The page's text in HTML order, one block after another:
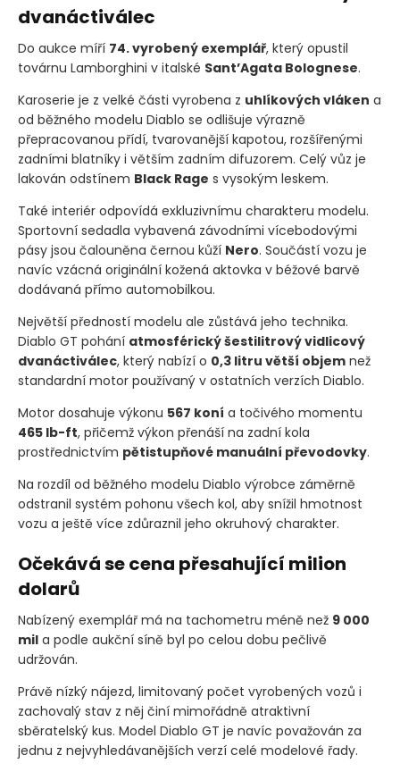
dvanáctiválec
Do aukce míří 74. vyrobený exemplář, který opustil
továrnu Lamborghini v italské Sant’Agata Bolognese.
Karoserie je z velké části vyrobena z uhlíkových vláken a
od běžného modelu Diablo se odlišuje výrazně
přepracovanou přídí, tvarovanější kapotou, rozšířenými
zadními blatníky i větším zadním difuzorem. Celý vůz je
lakován odstínem Black Rage s vysokým leskem.
Také interiér odpovídá exkluzivnímu charakteru modelu.
Sportovní sedadla vybavená závodními vícebodovými
pásy jsou čalouněna černou kůží Nero. Součástí vozu je
navíc vzácná originální kožená aktovka v béžové barvě
dodávaná přímo automobilkou.
Největší předností modelu ale zůstává jeho technika.
Diablo GT pohání atmosférický šestilitrový vidlicový
dvanáctiválec, který nabízí o 0,3 litru větší objem než
standardní motor používaný v ostatních verzích Diablo.
Motor dosahuje výkonu 567 koní a točivého momentu
465 lb-ft, přičemž výkon přenáší na zadní kola
prostřednictvím pětistupňové manuální převodovky.
Na rozdíl od běžného modelu Diablo výrobce záměrně
odstranil systém pohonu všech kol, aby snížil hmotnost
vozu a ještě více zdůraznil jeho okruhový charakter.
Očekává se cena přesahující milion
dolarů
Nabízený exemplář má na tachometru méně než 9 000
mil a podle aukční síně byl po celou dobu pečlivě
udržován.
Právě nízký nájezd, limitovaný počet vyrobených vozů i
zachovalý stav z něj činí mimořádně atraktivní
sběratelský kus. Model Diablo GT je navíc považován za
jednu z nejvyhledávanějších verzí celé modelové řady.